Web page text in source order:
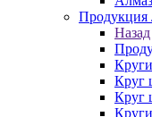
Продукция
Назад
Круг
Круг